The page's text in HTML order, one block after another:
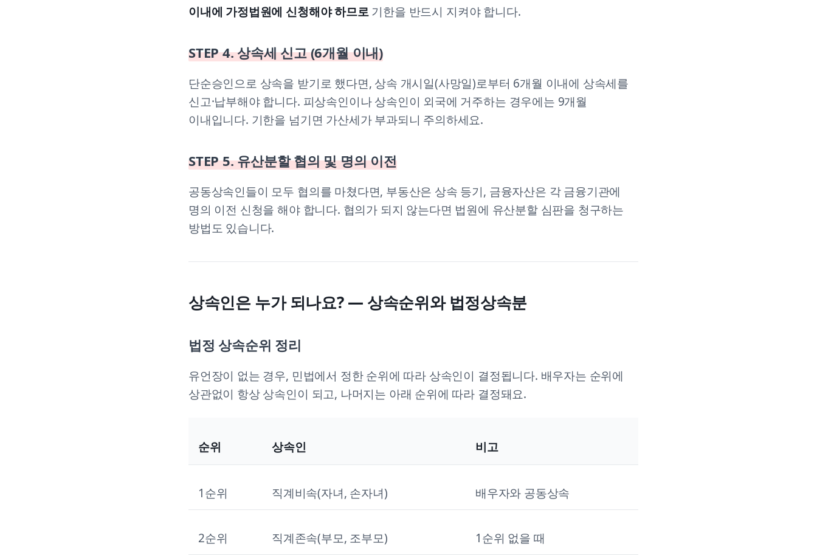
이내에 가정법원에 신청해야 하므로기한을 반드시 지켜야 합니다.
STEP 4. 상속세 신고 (6개월 이내)
단순승인으로 상속을 받기로 했다면, 상속 개시일(사망일)로부터 6개월 이내에 상속세를
신고·납부해야 합니다. 피상속인이나 상속인이 외국에 거주하는 경우에는 9개월
이내입니다. 기한을 넘기면 가산세가 부과되니 주의하세요.
STEP 5. 유산분할 협의 및 명의 이전
공동상속인들이 모두 협의를 마쳤다면, 부동산은 상속 등기, 금융자산은 각 금융기관에
명의 이전 신청을 해야 합니다. 협의가 되지 않는다면 법원에 유산분할 심판을 청구하는
방법도 있습니다.
상속인은 누가 되나요? — 상속순위와 법정상속분
법정 상속순위 정리
유언장이 없는 경우, 민법에서 정한 순위에 따라 상속인이 결정됩니다. 배우자는 순위에
상관없이 항상 상속인이 되고, 나머지는 아래 순위에 따라 결정돼요.
순위 상속인 비고
1순위 직계비속(자녀, 손자녀) 배우자와 공동상속
2순위 직계존속(부모, 조부모) 1순위 없을 때